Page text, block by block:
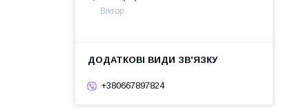
Віктор
+380667897824